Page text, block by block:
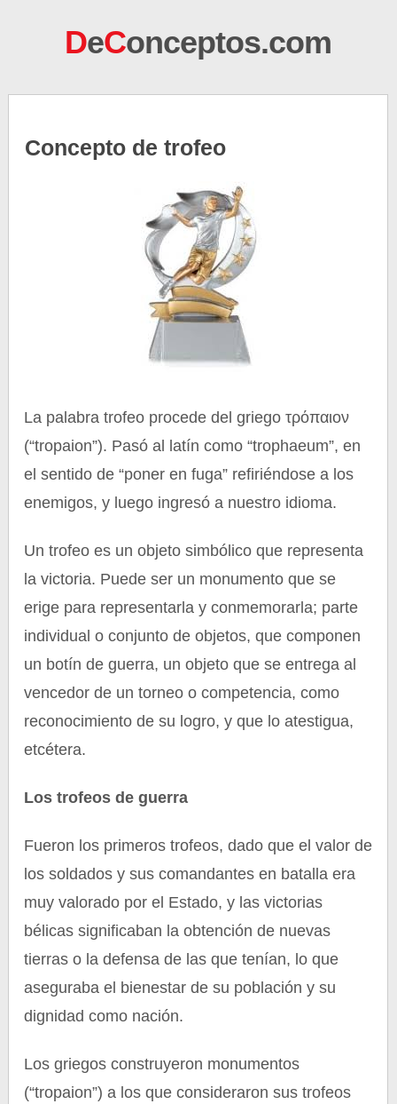
DeConceptos.com
Concepto de trofeo
La palabra trofeo procede del griego τρόπαιον
(“tropaion”). Pasó al latín como “trophaeum”, en
el sentido de “poner en fuga” refiriéndose a los
enemigos, y luego ingresó a nuestro idioma.
Un trofeo es un objeto simbólico que representa
la victoria. Puede ser un monumento que se
erige para representarla y conmemorarla; parte
individual o conjunto de objetos, que componen
un botín de guerra, un objeto que se entrega al
vencedor de un torneo o competencia, como
reconocimiento de su logro, y que lo atestigua,
etcétera.
Los trofeos de guerra
Fueron los primeros trofeos, dado que el valor de
los soldados y sus comandantes en batalla era
muy valorado por el Estado, y las victorias
bélicas significaban la obtención de nuevas
tierras o la defensa de las que tenían, lo que
aseguraba el bienestar de su población y su
dignidad como nación.
Los griegos construyeron monumentos
(“tropaion”) a los que consideraron sus trofeos